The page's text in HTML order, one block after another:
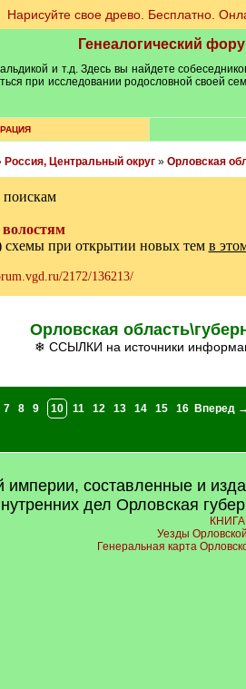
Нарисуйте свое древо. Бесплатно.
Генеалогический
и т.д. Здесь вы найдете
при исследовании родословной своей
Россия, Центральный округ» Орловская
волостям
схемы при открытии новых тем в
2172/136213/
Орловская
❄ ССЫЛКИ на источники
7 8 9 10 11 12 13 14 15 16
Вперед →
империи, составленные и
дел Орловская
КНИГА
Уезды
Генеральная карта